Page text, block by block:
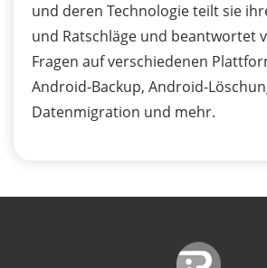
und deren Technologie teilt sie
und Ratschläge und beantwortet
Fragen auf verschiedenen
Android-Backup, Android-
Datenmigration und mehr.